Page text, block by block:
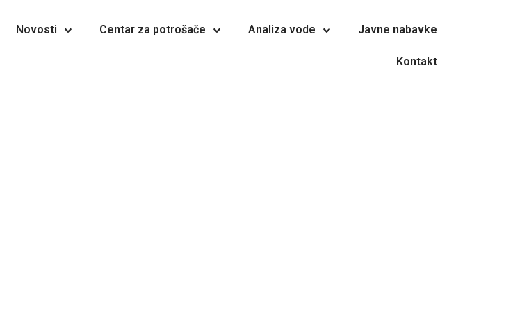
Novosti Centar za potrošače Analiza vode Javne nabavke
Kontakt